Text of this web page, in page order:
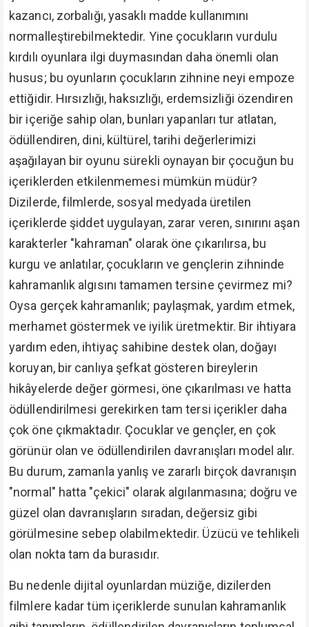
kazancı, zorbalığı, yasaklı madde kullanımını
normalleştirebilmektedir. Yine çocukların vurdulu
kırdılı oyunlara ilgi duymasından daha önemli olan
husus; bu oyunların çocukların zihnine neyi empoze
ettiğidir. Hırsızlığı, haksızlığı, erdemsizliği özendiren
bir içeriğe sahip olan, bunları yapanları tur atlatan,
ödüllendiren, dini, kültürel, tarihi değerlerimizi
aşağılayan bir oyunu sürekli oynayan bir çocuğun bu
içeriklerden etkilenmemesi mümkün müdür?
Dizilerde, filmlerde, sosyal medyada üretilen
içeriklerde şiddet uygulayan, zarar veren, sınırını aşan
karakterler "kahraman" olarak öne çıkarılırsa, bu
kurgu ve anlatılar, çocukların ve gençlerin zihninde
kahramanlık algısını tamamen tersine çevirmez mi?
Oysa gerçek kahramanlık; paylaşmak, yardım etmek,
merhamet göstermek ve iyilik üretmektir. Bir ihtiyara
yardım eden, ihtiyaç sahibine destek olan, doğayı
koruyan, bir canlıya şefkat gösteren bireylerin
hikâyelerde değer görmesi, öne çıkarılması ve hatta
ödüllendirilmesi gerekirken tam tersi içerikler daha
çok öne çıkmaktadır. Çocuklar ve gençler, en çok
görünür olan ve ödüllendirilen davranışları model alır.
Bu durum, zamanla yanlış ve zararlı birçok davranışın
"normal" hatta "çekici" olarak algılanmasına; doğru ve
güzel olan davranışların sıradan, değersiz gibi
görülmesine sebep olabilmektedir. Üzücü ve tehlikeli
olan nokta tam da burasıdır.
Bu nedenle dijital oyunlardan müziğe, dizilerden
filmlere kadar tüm içeriklerde sunulan kahramanlık